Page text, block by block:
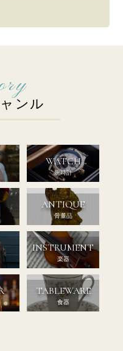
ンル
WATCH
腕時計
ANTIQUE
骨董品
INSTRUMENT
楽器
TABLEWARE
食器